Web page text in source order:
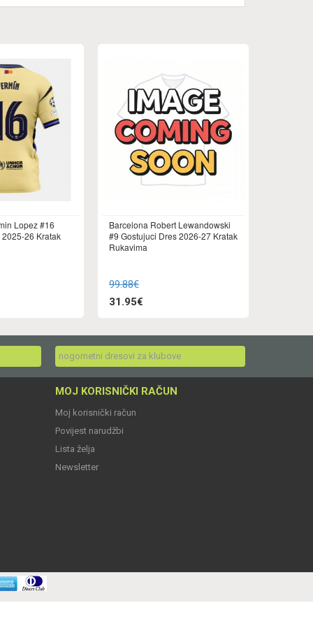
Lopez #16
26 Kratak
Barcelona Robert Lewandowski
#9 Gostujuci Dres 2026-27 Kratak
Rukavima
99.88€
31.95€
nogometni dresovi za klubove
MOJ KORISNIČKI RAČUN
Moj korisnički račun
Povijest narudžbi
Lista želja
Newsletter